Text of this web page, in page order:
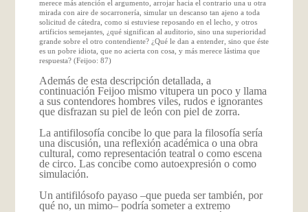
merece más atención el argumento, arrojar hacia el contrario una u otra
mirada con aire de socarronería, simular un descanso tan ajeno a toda
solicitud de cátedra, como si estuviese reposando en el lecho, y otros
artificios semejantes, ¿qué significan al auditorio, sino una superioridad
grande sobre el otro contendiente? ¿Qué le dan a entender, sino que éste
es un pobre idiota, que no acierta con cosa, y más merece lástima que
respuesta? (Feijoo: 87)
Además de esta descripción detallada, a
continuación Feijoo mismo vitupera un poco y llama
a sus contendores hombres viles, rudos e ignorantes
que disfrazan su piel de león con piel de zorra.
La antifilosofía concibe lo que para la filosofía sería
una discusión, una reflexión académica o una obra
cultural, como representación teatral o como escena
de circo. Las concibe como autoexpresión o como
simulación.
Un antifilósofo payaso –que pueda ser también, por
qué no, un mimo– podría someter a extremo